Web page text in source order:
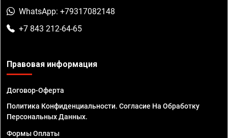
WhatsApp: +79317082148
+7 843 212-64-65
Правовая информация
Договор-Оферта
Политика Конфиденциальности. Согласие На Обработку
Персональных Данных.
Формы Оплаты